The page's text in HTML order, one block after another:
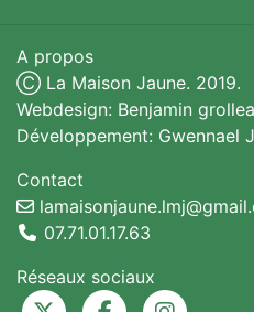
A propos
Ⓒ La Maison Jaune. 2019.
Webdesign: Benjamin
Développement: Gwennael
Contact
07.71.01.17.63
Réseaux sociaux